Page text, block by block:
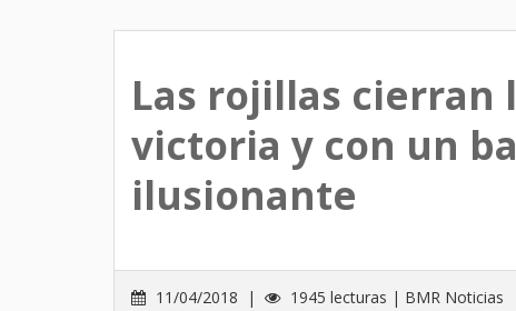
Las rojillas cierran
victoria y con un
ilusionante
11/04/2018 | 1945 lecturas | BMR Noticias